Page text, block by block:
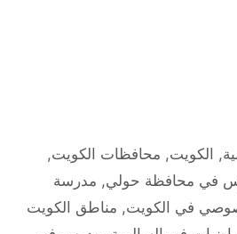
, الكويت, محافظات الكويت,
في محافظة حولي, مدرسة
في الكويت, مناطق الكويت